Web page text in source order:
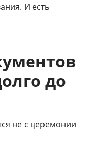
И есть
до
не с церемонии